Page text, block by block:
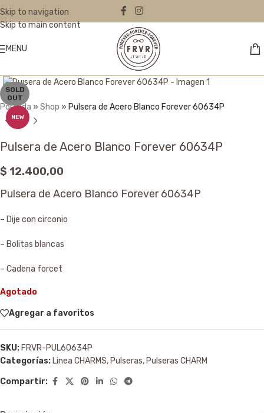
Skip to navigation
Skip to main content
MENU
SOLD
OUT
NEW
Portada » Shop » Pulsera de Acero Blanco Forever 60634P
Pulsera de Acero Blanco Forever 60634P
$ 12.400,00
Pulsera de Acero Blanco Forever 60634P
– Dije con circonio
– Bolitas blancas
– Cadena forcet
Agotado
Agregar a favoritos
SKU: FRVR-PUL60634P
Categorías: Linea CHARMS, Pulseras, Pulseras CHARM
Compartir: